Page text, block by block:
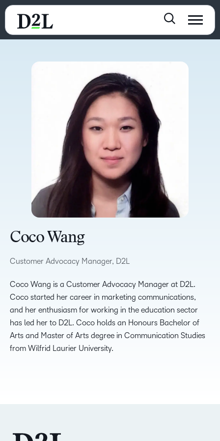
Coco Wang
Customer Advocacy Manager, D2L
Coco Wang is a Customer Advocacy Manager at D2L.
Coco started her career in marketing communications,
and her enthusiasm for working in the education sector
has led her to D2L. Coco holds an Honours Bachelor of
Arts and Master of Arts degree in Communication Studies
from Wilfrid Laurier University.